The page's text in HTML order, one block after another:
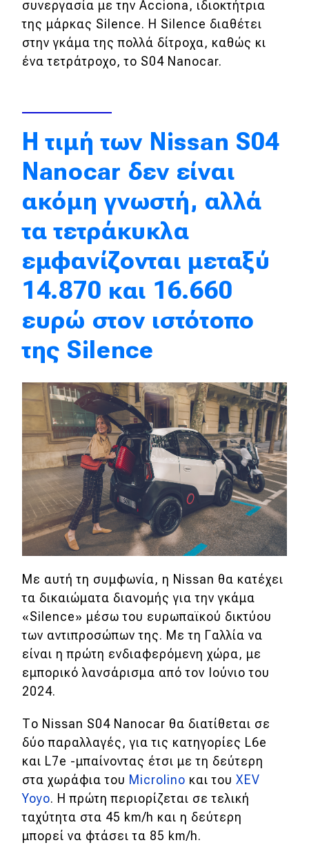
Πρωτότυπα
Ελλάδα
Κόσμος
Αγορά
Απόψεις
Test Drive
Δοκιμή
Αποστολή
Συγκρίνουμε
Αγώνες
Formula 1
WRC
Motorsport
Eco
Νέα
Τεχνολογία
Mobility
Σταθμοί φόρτισης
Classic
Νέα
Παρουσιάσεις
DRIVE Away
MOTO
Μεταχειρισμένο
συνεργασία με την Acciona, ιδιοκτήτρια
της μάρκας Silence. Η Silence διαθέτει
στην γκάμα της πολλά δίτροχα, καθώς κι
ένα τετράτροχο, το S04 Nanocar.
Η τιμή των Nissan S04
Nanocar δεν είναι
ακόμη γνωστή, αλλά
τα τετράκυκλα
εμφανίζονται μεταξύ
14.870 και 16.660
ευρώ στον ιστότοπο
της Silence
Με αυτή τη συμφωνία, η Nissan θα κατέχει
τα δικαιώματα διανομής για την γκάμα
«Silence» μέσω του ευρωπαϊκού δικτύου
των αντιπροσώπων της. Με τη Γαλλία να
είναι η πρώτη ενδιαφερόμενη χώρα, με
εμπορικό λανσάρισμα από τον Ιούνιο του
2024.
Το Nissan S04 Nanocar θα διατίθεται σε
δύο παραλλαγές, για τις κατηγορίες L6e
και L7e -μπαίνοντας έτσι με τη δεύτερη
στα χωράφια του Microlino και του XEV
Yoyo. Η πρώτη περιορίζεται σε τελική
ταχύτητα στα 45 km/h και η δεύτερη
μπορεί να φτάσει τα 85 km/h.